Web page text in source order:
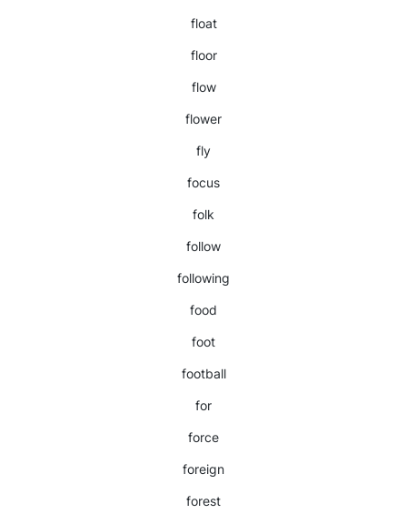
float
floor
flow
flower
fly
focus
folk
follow
following
food
foot
football
for
force
foreign
forest